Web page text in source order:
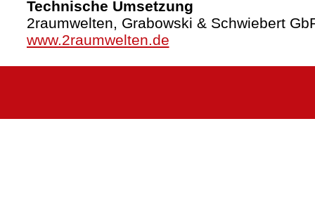
Technische Umsetzung
2raumwelten, Grabowski & Schwiebert
www.2raumwelten.de